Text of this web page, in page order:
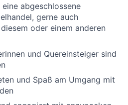
abgeschlossene
gerne auch
oder einem anderen
und Quereinsteiger sind
und Spaß am Umgang mit